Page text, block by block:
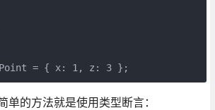
Point = { x: 1, z: 3 };
单的方法就是使用类型断言：